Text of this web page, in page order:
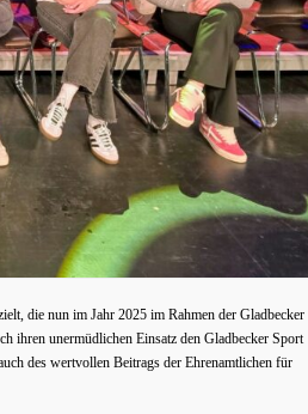
die nun im Jahr 2025 im Rahmen der Gladbecker
ihren unermüdlichen Einsatz den Gladbecker Sport
des wertvollen Beitrags der Ehrenamtlichen für